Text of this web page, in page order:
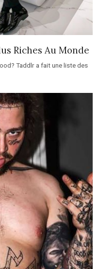
Riches Au Monde
Taddlr a fait une liste des